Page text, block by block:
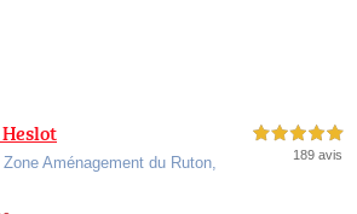
Aménagement du Ruton,
5,0 étoiles sur 5
189 avis